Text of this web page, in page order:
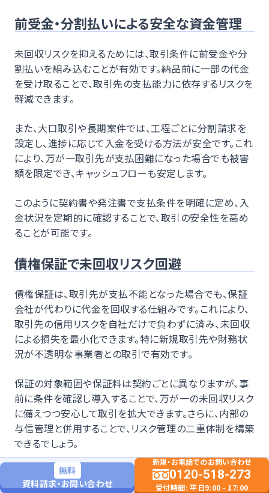
前受金・分割払いによる安全な資金管理
未回収リスクを抑えるためには、取引条件に前受金や分
割払いを組み込むことが有効です。納品前に一部の代金
を受け取ることで、取引先の支払能力に依存するリスクを
軽減できます。
また、大口取引や長期案件では、工程ごとに分割請求を
設定し、進捗に応じて入金を受ける方法が安全です。これ
により、万が一取引先が支払困難になった場合でも被害
額を限定でき、キャッシュフローも安定します。
このように契約書や発注書で支払条件を明確に定め、入
金状況を定期的に確認することで、取引の安全性を高め
ることが可能です。
債権保証で未回収リスク回避
債権保証は、取引先が支払不能となった場合でも、保証
会社が代わりに代金を回収する仕組みです。これにより、
取引先の信用リスクを自社だけで負わずに済み、未回収
による損失を最小化できます。特に新規取引先や財務状
況が不透明な事業者との取引で有効です。
保証の対象範囲や保証料は契約ごとに異なりますが、事
前に条件を確認し導入することで、万が一の未回収リスク
に備えつつ安心して取引を拡大できます。さらに、内部の
与信管理と併用することで、リスク管理の二重体制を構築
できるでしょう。
無料
資料請求・お問い合わせ
新規・お電話でのお問い合わせ
0120-518-273
受付時間: 平日9:00 - 17:00